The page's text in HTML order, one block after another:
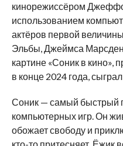
кинорежиссёром
использованием
актёров первой
Эльбы, Джеймса
картине «Соник в кино»,
в конце 2024 года,
Соник — самый быстрый
компьютерных игр. Он
обожает свободу и